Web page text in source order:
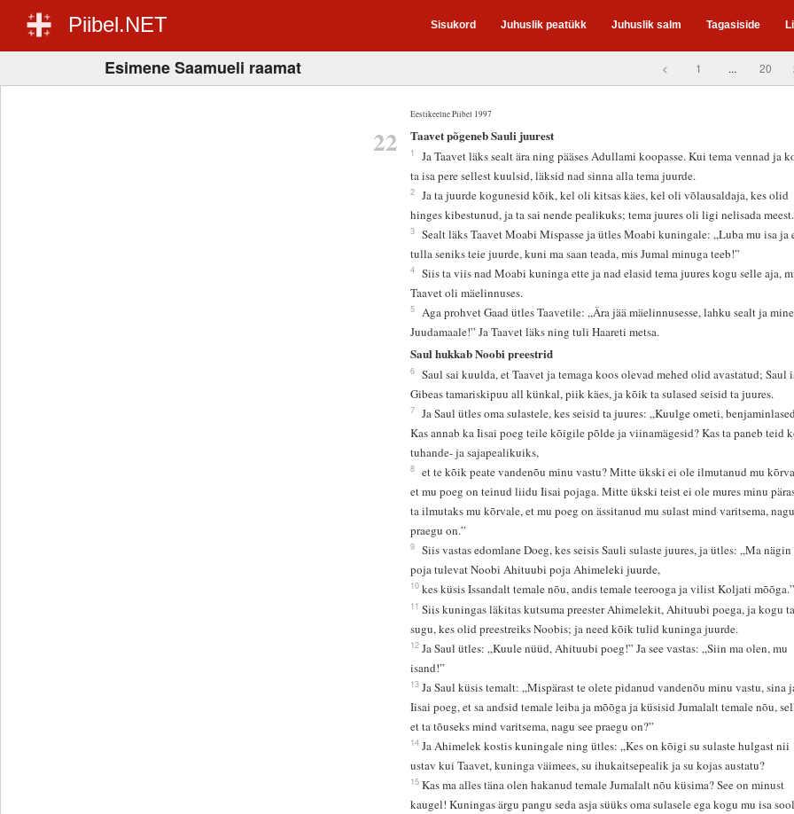
Piibel.NET Sisukord Juhuslik peatükk Juhuslik salm Tagasiside
Esimene Saamueli raamat < 1 ... 20
Eestikeelne Piibel 1997
22 Taavet põgeneb Sauli juurest
1
Ja Taavet läks sealt ära ning pääses Adullami koopasse. Kui tema vennad ja
ta isa pere sellest kuulsid, läksid nad sinna alla tema juurde.
2
Ja ta juurde kogunesid kõik, kel oli kitsas käes, kel oli võlausaldaja, kes olid
hinges kibestunud, ja ta sai nende pealikuks; tema juures oli ligi nelisada meest.
3
Sealt läks Taavet Moabi Mispasse ja ütles Moabi kuningale: „Luba mu isa ja
tulla seniks teie juurde, kuni ma saan teada, mis Jumal minuga teeb!”
4
Siis ta viis nad Moabi kuninga ette ja nad elasid tema juures kogu selle aja,
Taavet oli mäelinnuses.
5
Aga prohvet Gaad ütles Taavetile: „Ära jää mäelinnusesse, lahku sealt ja mine
Juudamaale!” Ja Taavet läks ning tuli Haareti metsa.
Saul hukkab Noobi preestrid
6
Saul sai kuulda, et Taavet ja temaga koos olevad mehed olid avastatud; Saul
Gibeas tamariskipuu all künkal, piik käes, ja kõik ta sulased seisid ta juures.
7
Ja Saul ütles oma sulastele, kes seisid ta juures: „Kuulge ometi,
Kas annab ka Iisai poeg teile kõigile põlde ja viinamägesid? Kas ta paneb teid
tuhande- ja sajapealikuiks,
8
et te kõik peate vandenõu minu vastu? Mitte ükski ei ole ilmutanud mu
et mu poeg on teinud liidu Iisai pojaga. Mitte ükski teist ei ole mures minu
ta ilmutaks mu kõrvale, et mu poeg on ässitanud mu sulast mind varitsema,
praegu on.”
9
Siis vastas edomlane Doeg, kes seisis Sauli sulaste juures, ja ütles: „Ma
poja tulevat Noobi Ahituubi poja Ahimeleki juurde,
10 kes küsis Issandalt temale nõu, andis temale teerooga ja vilist Koljati mõõga.”
11 Siis kuningas läkitas kutsuma preester Ahimelekit, Ahituubi poega, ja kogu
sugu, kes olid preestreiks Noobis; ja need kõik tulid kuninga juurde.
12 Ja Saul ütles: „Kuule nüüd, Ahituubi poeg!” Ja see vastas: „Siin ma olen, mu
isand!”
13 Ja Saul küsis temalt: „Mispärast te olete pidanud vandenõu minu vastu, sina
Iisai poeg, et sa andsid temale leiba ja mõõga ja küsisid Jumalalt temale nõu,
et ta tõuseks mind varitsema, nagu see praegu on?”
14 Ja Ahimelek kostis kuningale ning ütles: „Kes on kõigi su sulaste hulgast nii
ustav kui Taavet, kuninga väimees, su ihukaitsepealik ja su kojas austatu?
15 Kas ma alles täna olen hakanud temale Jumalalt nõu küsima? See on minust
kaugel! Kuningas ärgu pangu seda asja süüks oma sulasele ega kogu mu isa